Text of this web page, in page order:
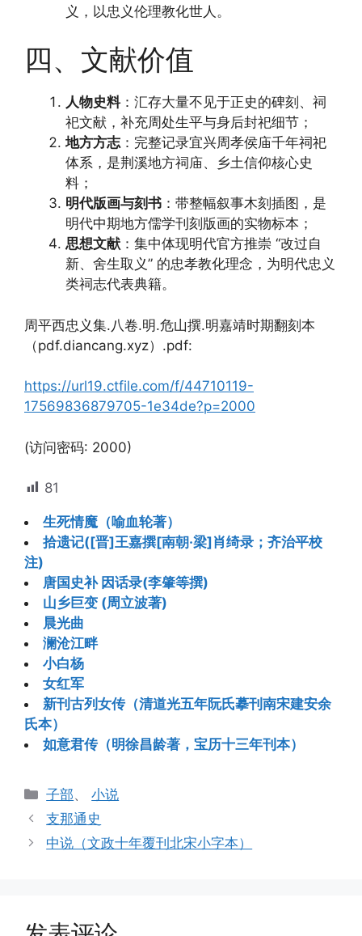
义，以忠义伦理教化世人。
四、文献价值
人物史料：汇存大量不见于正史的碑刻、祠
祀文献，补充周处生平与身后封祀细节；
地方方志：完整记录宜兴周孝侯庙千年祠祀
体系，是荆溪地方祠庙、乡土信仰核心史
料；
明代版画与刻书 ：带整幅叙事木刻插图，是
明代中期地方儒学刊刻版画的实物标本；
思想文献 ：集中体现明代官方推崇 “改过自
新、舍生取义” 的忠孝教化理念，为明代忠义
类祠志代表典籍。
周平西忠义集.八卷.明.危山撰.明嘉靖时期翻刻本
（pdf.diancang.xyz）.pdf:
https://url19.ctfile.com/f/44710119-
17569836879705-1e34de?p=2000
(访问密码: 2000)
81
生死情魔（喻血轮著）
拾遗记([晋]王嘉撰[南朝·梁]肖绮录；齐治平校
注)
唐国史补 因话录(李肇等撰)
山乡巨变 (周立波著)
晨光曲
澜沧江畔
小白杨
女红军
新刊古列女传（清道光五年阮氏摹刊南宋建安余
氏本）
如意君传（明徐昌龄著，宝历十三年刊本）
分
类
子部、小说
支那通史
中说（文政十年覆刊北宋小字本）